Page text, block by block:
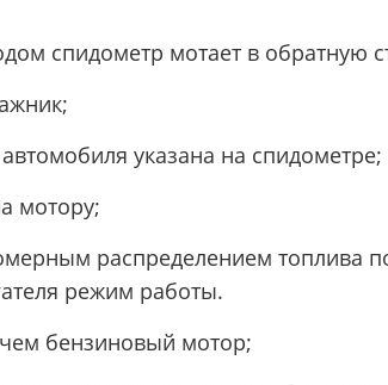
спидометр мотает в обратную
указана на спидометре;
мотору;
распределением топлива
режим работы.
бензиновый мотор;